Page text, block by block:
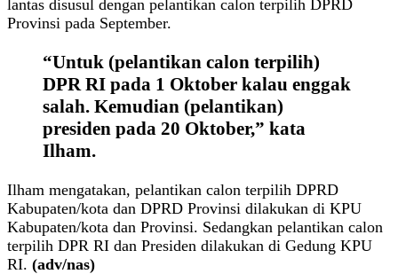
lantas disusul dengan pelantikan calon terpilih DPRD
Provinsi pada September.
“Untuk (pelantikan calon terpilih)
DPR RI pada 1 Oktober kalau enggak
salah. Kemudian (pelantikan)
presiden pada 20 Oktober,” kata
Ilham.
Ilham mengatakan, pelantikan calon terpilih DPRD
Kabupaten/kota dan DPRD Provinsi dilakukan di KPU
Kabupaten/kota dan Provinsi. Sedangkan pelantikan calon
terpilih DPR RI dan Presiden dilakukan di Gedung KPU
RI. (adv/nas)